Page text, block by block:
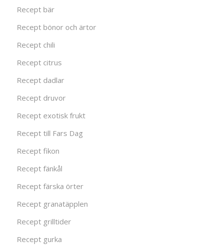
Recept bär
Recept bönor och ärtor
Recept chili
Recept citrus
Recept dadlar
Recept druvor
Recept exotisk frukt
Recept till Fars Dag
Recept fikon
Recept fänkål
Recept färska örter
Recept granatäpplen
Recept grilltider
Recept gurka